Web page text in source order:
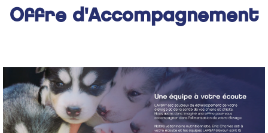
Offre d'Accompagnement